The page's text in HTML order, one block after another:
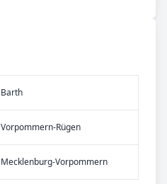
Barth
Vorpommern-Rügen
Mecklenburg-Vorpommern